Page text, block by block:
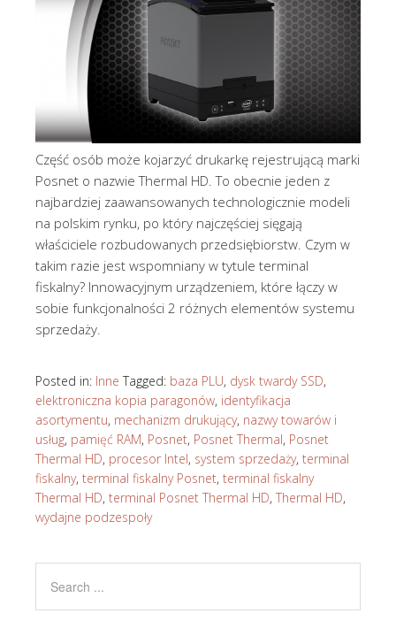
Część osób może kojarzyć drukarkę rejestrującą marki
Posnet o nazwie Thermal HD. To obecnie jeden z
najbardziej zaawansowanych technologicznie modeli
na polskim rynku, po który najczęściej sięgają
właściciele rozbudowanych przedsiębiorstw. Czym w
takim razie jest wspomniany w tytule terminal
fiskalny? Innowacyjnym urządzeniem, które łączy w
sobie funkcjonalności 2 różnych elementów systemu
sprzedaży.
Posted in: Inne Tagged: baza PLU, dysk twardy SSD,
elektroniczna kopia paragonów, identyfikacja
asortymentu, mechanizm drukujący, nazwy towarów i
usług, pamięć RAM, Posnet, Posnet Thermal, Posnet
Thermal HD, procesor Intel, system sprzedaży, terminal
fiskalny, terminal fiskalny Posnet, terminal fiskalny
Thermal HD, terminal Posnet Thermal HD, Thermal HD,
wydajne podzespoły